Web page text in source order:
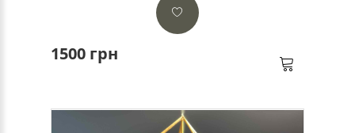
1500 грн